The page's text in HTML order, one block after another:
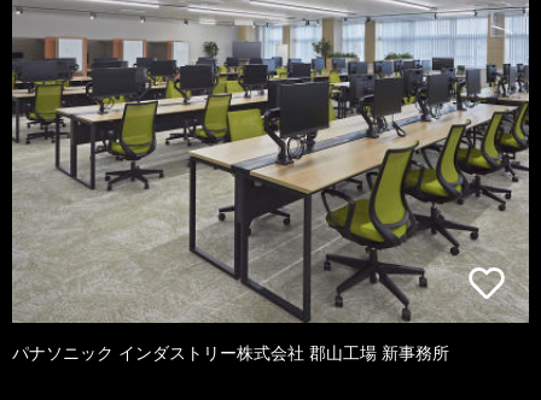
パナソニック インダストリー株式会社 郡山工場 新事務所